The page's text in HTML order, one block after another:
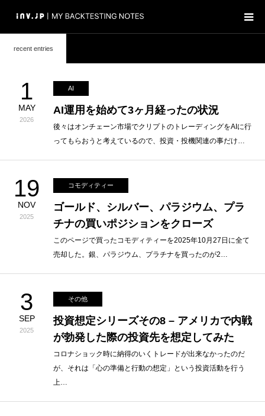
recent entries
1
MAY
2026
AI
AI運用を始めて3ヶ月経ったの状況
後々はオンチェーン市場でクリプトのトレーディングをAIに行
ってもらおうと考えているので、投資・投機関連の事だけ…
19
NOV
2025
コモディティー
ゴールド、シルバー、パラジウム、プラ
チナの買いポジションをクローズ
このページで買ったコモディティーを2025年10月27日に全て
売却した。銀、パラジウム、プラチナを買ったのが2…
3
SEP
2025
その他
投資想定シリーズその8 – アメリカで内戦
が勃発した際の投資先を想定してみた
コロナショック時に納得のいくトレードが出来なかったのだ
が、それは「心の準備と行動の想定」という投資活動を行う
上…
ホーム
検証